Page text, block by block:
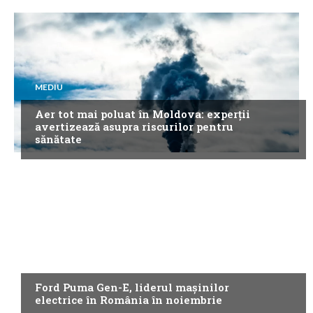
MEDIU
Aer tot mai poluat în Moldova: experții
avertizează asupra riscurilor pentru
sănătate
Ford Puma Gen-E, liderul mașinilor
electrice în România în noiembrie